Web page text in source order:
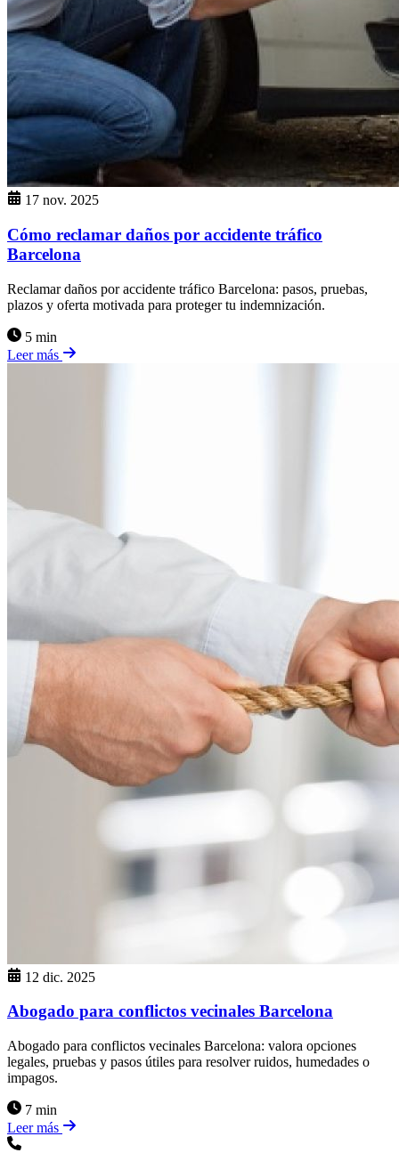
17 nov. 2025
Cómo reclamar daños por accidente tráfico
Barcelona
Reclamar daños por accidente tráfico Barcelona: pasos, pruebas,
plazos y oferta motivada para proteger tu indemnización.
5 min
Leer más
12 dic. 2025
Abogado para conflictos vecinales Barcelona
Abogado para conflictos vecinales Barcelona: valora opciones
legales, pruebas y pasos útiles para resolver ruidos, humedades o
impagos.
7 min
Leer más